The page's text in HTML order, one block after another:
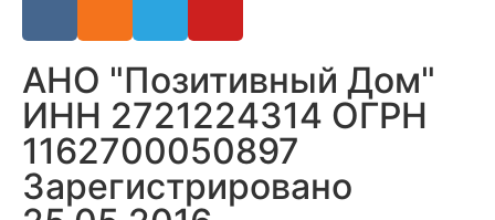
АНО "Позитивный Дом"
ИНН 2721224314 ОГРН
1162700050897
Зарегистрировано